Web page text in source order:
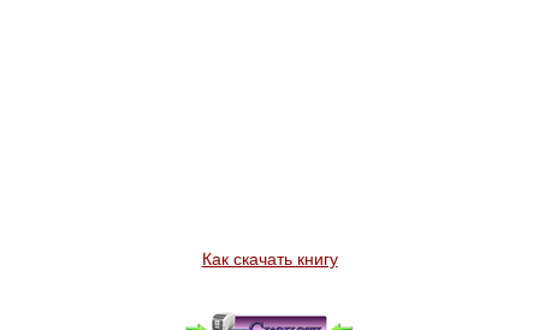
Как скачать книгу